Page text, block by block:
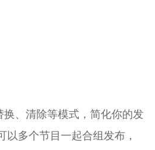
、清除等模式，简化你的发
以多个节目一起合组发布，